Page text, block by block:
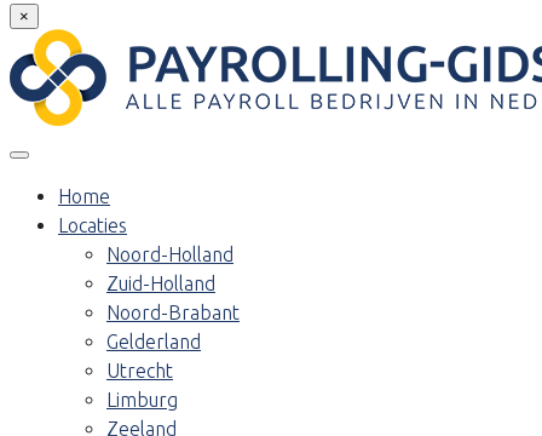
×
Home
Locaties
Noord-Holland
Zuid-Holland
Noord-Brabant
Gelderland
Utrecht
Limburg
Zeeland